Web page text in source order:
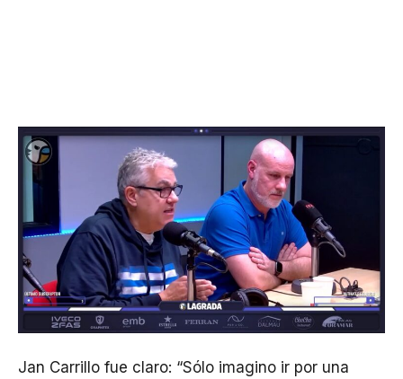
Jan Carrillo fue claro: “Sólo imagino ir por una